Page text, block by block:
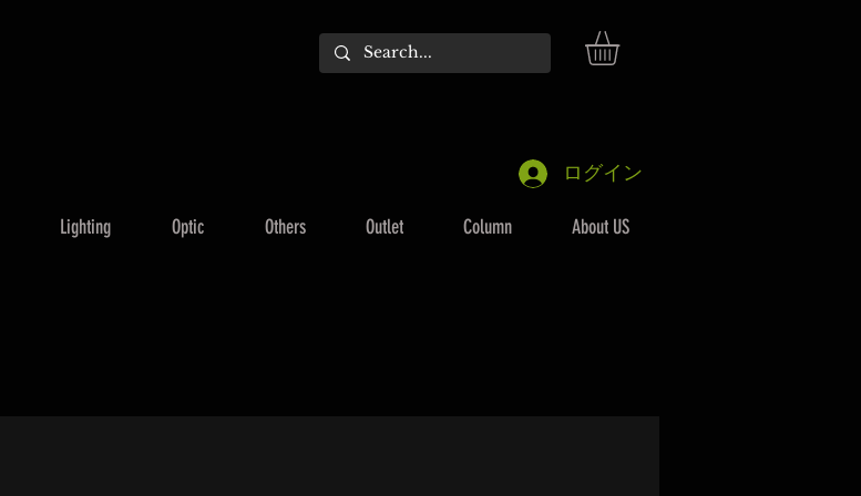
ログイン
Lighting Optic Others Outlet Column About US